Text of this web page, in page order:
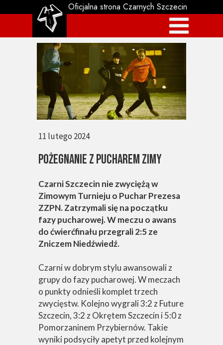
Czarni Szczecin nie zwyciężą w
Zimowym Turnieju o Puchar Prezesa
ZZPN. Zatrzymali się na początku
fazy pucharowej. W meczu o awans
do ćwierćfinału przegrali 2:5 ze
Zniczem Niedźwiedź.
Czarni w dobrym stylu awansowali z
grupy do fazy pucharowej. W meczach
o punkty odnieśli komplet trzech
zwycięstw. Kolejno wygrali 3:2 z Future
Szczecin, 3:2 z Okrętem Szczecin i 5:0 z
Pomorzaninem Przybiernów. Takie
wyniki podsyciły apetyt przed kolejnym
POŻEGNANIE Z PUCHAREM ZIMY
11 lutego 2024
Oficjalna strona Czarnych Szczecin